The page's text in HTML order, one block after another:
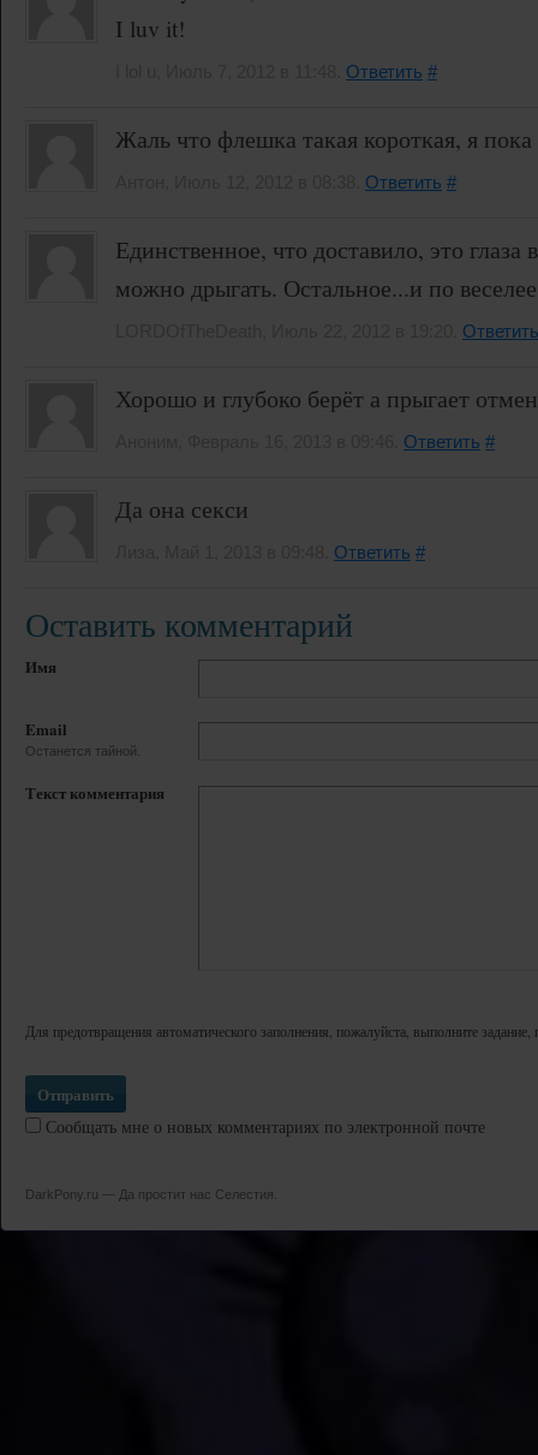
I luv it!
Ответить #
Жаль что флешка такая короткая, я
Ответить #
Единственное, что доставило, это глаза
можно дрыгать. Остальное...и по
Ответить
Хорошо и глубоко берёт а прыгает
Ответить #
Да она секси
Ответить #
Оставить комментарий
Имя
Email
Останется тайной.
Текст комментария
Для предотвращения автоматического заполнения, пожалуйста, выполните
Сообщать мне о новых комментариях по электронной почте
DarkPony.ru — Да простит нас Селестия.